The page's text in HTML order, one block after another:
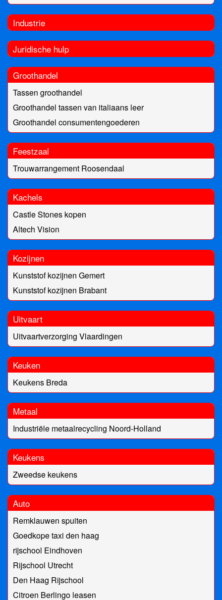
Industrie
Juridische hulp
Groothandel
Tassen groothandel
Groothandel tassen van italiaans leer
Groothandel consumentengoederen
Feestzaal
Trouwarrangement Roosendaal
Kachels
Castle Stones kopen
Altech Vision
Kozijnen
Kunststof kozijnen Gemert
Kunststof kozijnen Brabant
Uitvaart
Uitvaartverzorging Vlaardingen
Keuken
Keukens Breda
Metaal
Industriële metaalrecycling Noord-Holland
Keukens
Zweedse keukens
Auto
Remklauwen spuiten
Goedkope taxi den haag
rijschool Eindhoven
Rijschool Utrecht
Den Haag Rijschool
Citroen Berlingo leasen